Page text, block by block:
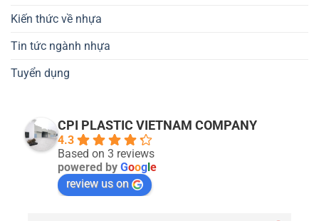
Kiến thức về nhựa
Tin tức ngành nhựa
Tuyển dụng
CPI PLASTIC VIETNAM COMPANY
4.3
Based on 3 reviews
powered by Goog e
review us on